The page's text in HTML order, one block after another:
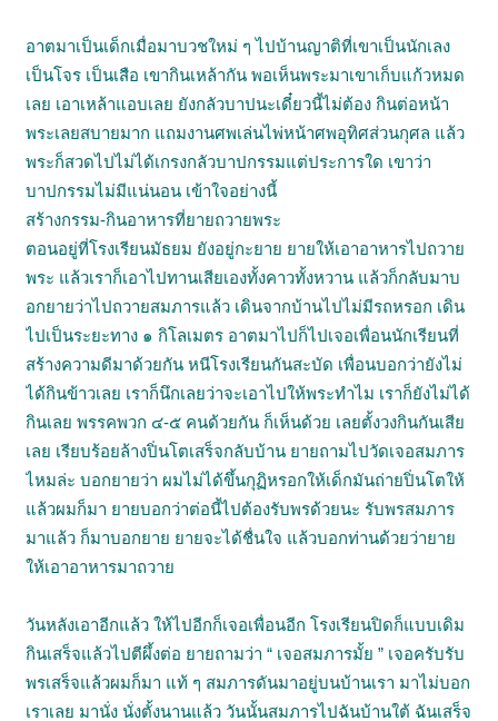
อาตมาเป็นเด็กเมื่อมาบวชใหม่ ๆ ไปบ้านญาติที่เขาเป็นนักเลง
เป็นโจร เป็นเสือ เขากินเหล้ากัน พอเห็นพระมาเขาเก็บแก้วหมด
เลย เอาเหล้าแอบเลย ยังกลัวบาปนะเดี๋ยวนี้ไม่ต้อง กินต่อหน้า
พระเลยสบายมาก แถมงานศพเล่นไพ่หน้าศพอุทิศส่วนกุศล แล้ว
พระก็สวดไปไม่ได้เกรงกลัวบาปกรรมแต่ประการใด เขาว่า
บาปกรรมไม่มีแน่นอน เข้าใจอย่างนี้
สร้างกรรม-กินอาหารที่ยายถวายพระ
ตอนอยู่ที่โรงเรียนมัธยม ยังอยู่กะยาย ยายให้เอาอาหารไปถวาย
พระ แล้วเราก็เอาไปทานเสียเองทั้งคาวทั้งหวาน แล้วก็กลับมาบ
อกยายว่าไปถวายสมภารแล้ว เดินจากบ้านไปไม่มีรถหรอก เดิน
ไปเป็นระยะทาง ๑ กิโลเมตร อาตมาไปก็ไปเจอเพื่อนนักเรียนที่
สร้างความดีมาด้วยกัน หนีโรงเรียนกันสะบัด เพื่อนบอกว่ายังไม่
ได้กินข้าวเลย เราก็นึกเลยว่าจะเอาไปให้พระทำไม เราก็ยังไม่ได้
กินเลย พรรคพวก ๔-๕ คนด้วยกัน ก็เห็นด้วย เลยตั้งวงกินกันเสีย
เลย เรียบร้อยล้างปิ่นโตเสร็จกลับบ้าน ยายถามไปวัดเจอสมภาร
ไหมล่ะ บอกยายว่า ผมไม่ได้ขึ้นกุฏิหรอกให้เด็กมันถ่ายปิ่นโตให้
แล้วผมก็มา ยายบอกว่าต่อนี้ไปต้องรับพรด้วยนะ รับพรสมภาร
มาแล้ว ก็มาบอกยาย ยายจะได้ชื่นใจ แล้วบอกท่านด้วยว่ายาย
ให้เอาอาหารมาถวาย
วันหลังเอาอีกแล้ว ให้ไปอีกก็เจอเพื่อนอีก โรงเรียนปิดก็แบบเดิม
กินเสร็จแล้วไปตีผึ้งต่อ ยายถามว่า “ เจอสมภารมั้ย ” เจอครับรับ
พรเสร็จแล้วผมก็มา แท้ ๆ สมภารดันมาอยู่บนบ้านเรา มาไม่บอก
เราเลย มานั่ง นั่งตั้งนานแล้ว วันนั้นสมภารไปฉันบ้านใต้ ฉันเสร็จ